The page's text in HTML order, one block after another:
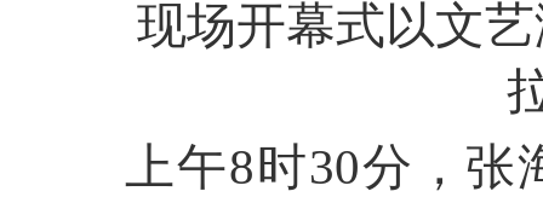
现场开幕式以文
上午8时30分，张